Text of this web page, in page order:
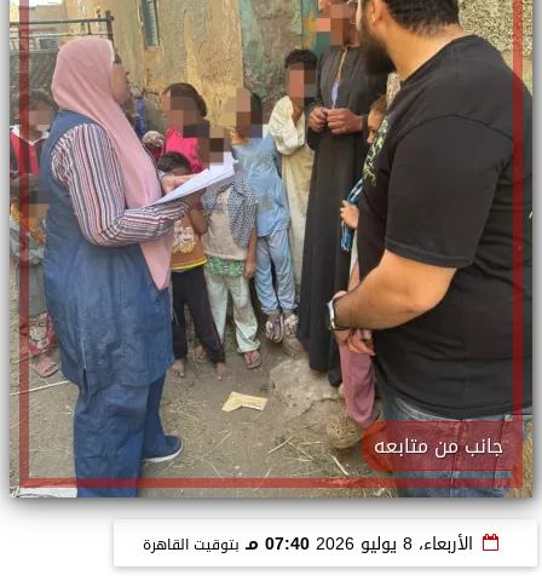
جانب من متابعه
الأربعاء، 8 يوليو 2026 07:40 مـ بتوقيت القاهرة